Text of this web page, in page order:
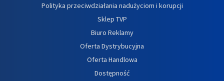
Polityka przeciwdziałania nadużyciom i korupcji
Sklep TVP
Biuro Reklamy
Oferta Dystrybucyjna
Oferta Handlowa
Dostępność